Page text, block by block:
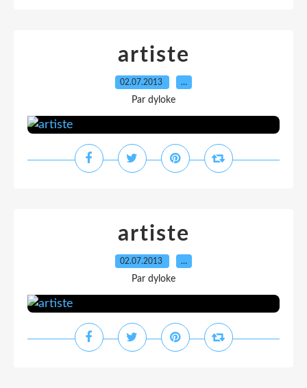
artiste
02.07.2013 …
Par dyloke
artiste
02.07.2013 …
Par dyloke